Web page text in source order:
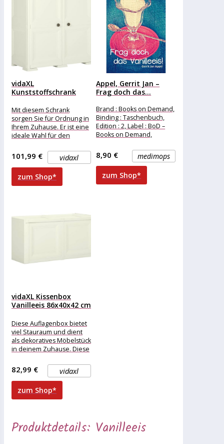
vidaXL
Kunststoffschrank
Holzdesign Vanilleeis
Mit diesem Schrank
sorgen Sie für Ordnung in
Ihrem Zuhause. Er ist eine
ideale Wahl für den
vidaxl
101,99 €
zum Shop*
Appel, Gerrit Jan –
Frag doch das...
Brand : Books on Demand,
Binding : Taschenbuch,
Edition : 2, Label : BoD –
Books on Demand,
medimops
8,90 €
zum Shop*
vidaXL Kissenbox
Vanilleeis 86x40x42 cm
Diese Auflagenbox bietet
viel Stauraum und dient
als dekoratives Möbelstück
in deinem Zuhause. Diese
dank ihres geringen
Gewichts
vidaxl
82,99 €
zum Shop*
Produktdetails: Vanilleeis